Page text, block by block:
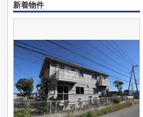
新着物件